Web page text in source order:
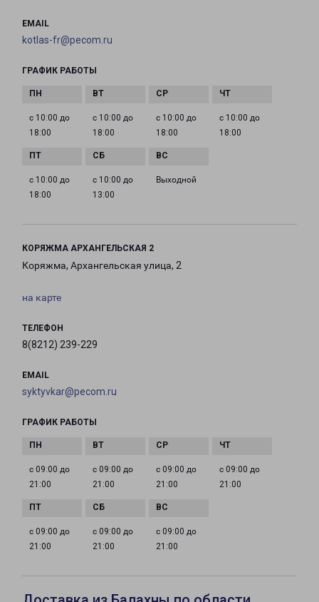
EMAIL
kotlas-fr@pecom.ru
ГРАФИК РАБОТЫ
с 10:00 до
18:00
с 10:00 до
18:00
с 10:00 до
18:00
с 10:00 до
18:00
с 10:00 до
18:00
с 10:00 до
13:00
Выходной
КОРЯЖМА АРХАНГЕЛЬСКАЯ 2
Коряжма, Архангельская улица, 2
на карте
ТЕЛЕФОН
8(8212) 239-229
EMAIL
syktyvkar@pecom.ru
ГРАФИК РАБОТЫ
с 09:00 до
21:00
с 09:00 до
21:00
с 09:00 до
21:00
с 09:00 до
21:00
с 09:00 до
21:00
с 09:00 до
21:00
с 09:00 до
21:00